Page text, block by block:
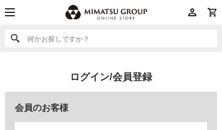
何かお探しですか？
何かお探しですか？
ログイン/会員登録
会員のお客様